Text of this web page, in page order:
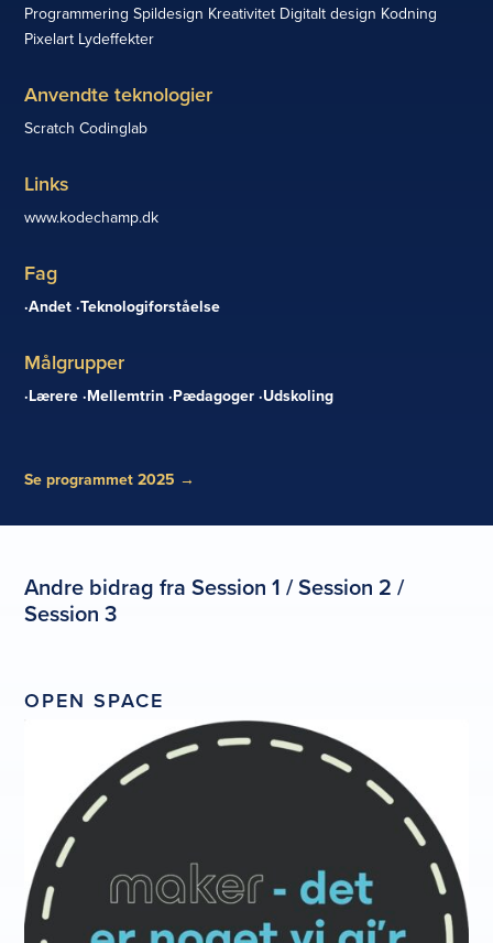
Programmering Spildesign Kreativitet Digitalt design Kodning
Pixelart Lydeffekter
Anvendte teknologier
Scratch Codinglab
Links
www.kodechamp.dk
Fag
Andet Teknologiforståelse
Målgrupper
Lærere Mellemtrin Pædagoger Udskoling
Se programmet 2025 →
Andre bidrag fra Session 1 / Session 2 /
Session 3
OPEN SPACE